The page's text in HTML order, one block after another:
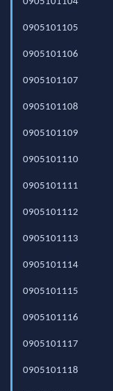
0905101105
0905101106
0905101107
0905101108
0905101109
0905101110
0905101111
0905101112
0905101113
0905101114
0905101115
0905101116
0905101117
0905101118